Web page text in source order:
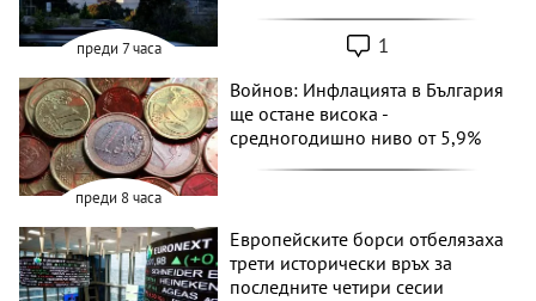
преди 7 часа 1
преди 8 часа
Войнов: Инфлацията в България
ще остане висока -
средногодишно ниво от 5,9%
Европейските борси отбелязаха
трети исторически връх за
последните четири сесии